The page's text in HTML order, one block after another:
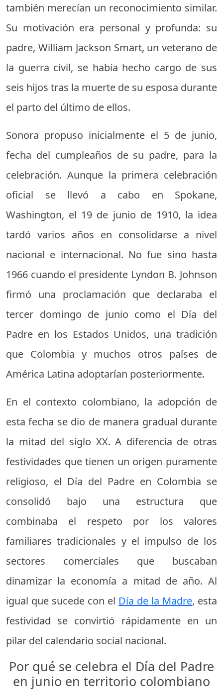
también merecían un reconocimiento similar.
Su motivación era personal y profunda: su
padre, William Jackson Smart, un veterano de
la guerra civil, se había hecho cargo de sus
seis hijos tras la muerte de su esposa durante
el parto del último de ellos.
Sonora propuso inicialmente el 5 de junio,
fecha del cumpleaños de su padre, para la
celebración. Aunque la primera celebración
oficial se llevó a cabo en Spokane,
Washington, el 19 de junio de 1910, la idea
tardó varios años en consolidarse a nivel
nacional e internacional. No fue sino hasta
1966 cuando el presidente Lyndon B. Johnson
firmó una proclamación que declaraba el
tercer domingo de junio como el Día del
Padre en los Estados Unidos, una tradición
que Colombia y muchos otros países de
América Latina adoptarían posteriormente.
En el contexto colombiano, la adopción de
esta fecha se dio de manera gradual durante
la mitad del siglo XX. A diferencia de otras
festividades que tienen un origen puramente
religioso, el Día del Padre en Colombia se
consolidó bajo una estructura que
combinaba el respeto por los valores
familiares tradicionales y el impulso de los
sectores comerciales que buscaban
dinamizar la economía a mitad de año. Al
igual que sucede con el Día de la Madre, esta
festividad se convirtió rápidamente en un
pilar del calendario social nacional.
Por qué se celebra el Día del Padre
en junio en territorio colombiano